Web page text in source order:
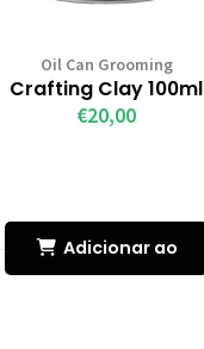
Oil Can Grooming
Crafting Clay 100ml
€20,00
Adicionar ao